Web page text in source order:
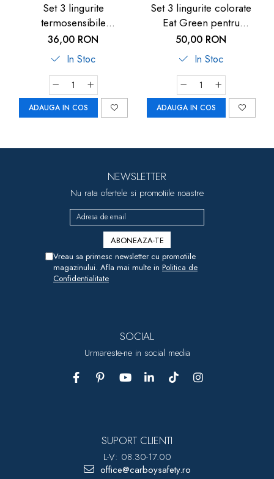
Set 3 lingurite
termosensibile
MagicSpoon, 3+ luni,
Reer 23012
36,00 RON
In Stoc
ADAUGA IN COS
Set 3 lingurite colorate
Eat Green pentru
bebelusi, din plastic bio,
lavabile in masina de
spalat vase, 4+ luni, nip
37066
50,00 RON
In Stoc
ADAUGA IN COS
NEWSLETTER
Nu rata ofertele si promotiile noastre
Vreau sa primesc newsletter cu promotiile
magazinului. Afla mai multe in Politica de
Confidentialitate
SOCIAL
Urmareste-ne in social media
SUPORT CLIENTI
L-V: 08.30-17.00
office@carboysafety.ro